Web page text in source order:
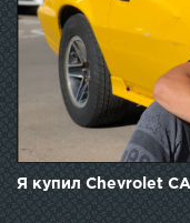
Я купил Chevrolet